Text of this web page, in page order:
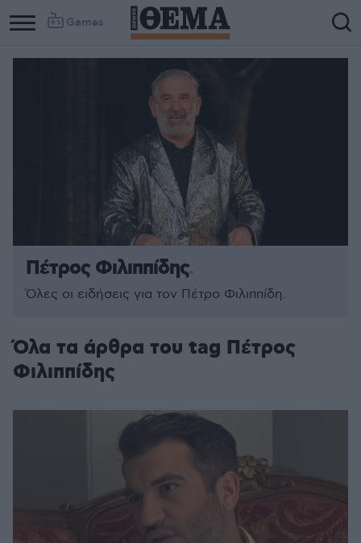
Games
Πέτρος Φιλιππίδης
Όλες οι ειδήσεις για τον Πέτρο Φιλιππίδη.
Όλα τα άρθρα του tag Πέτρος
Φιλιππίδης